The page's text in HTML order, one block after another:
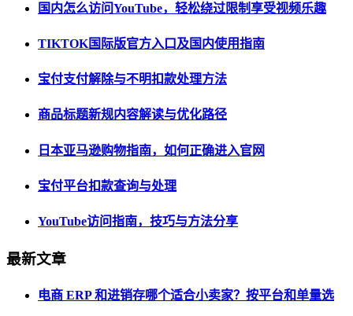
国内怎么访问YouTube，轻松绕过限制享受视频乐趣
TIKTOK国际版官方入口及国内使用指南
宝付支付解除与不明扣款处理方法
商品标题新规内容解读与优化路径
日本亚马逊购物指南，如何正确进入官网
宝付平台扣款查询与处理
YouTube访问指南，技巧与方法分享
最新文章
电商 ERP 和进销存哪个适合小卖家？按平台和单量选